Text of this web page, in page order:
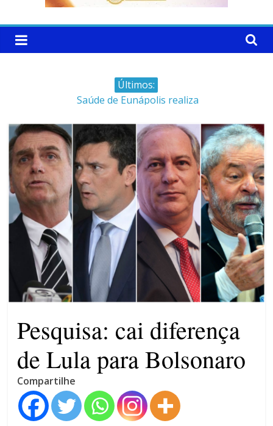
Últimos:
Saúde de Eunápolis realiza
Dourado e Lilás
Máfia das canetas
emagrecedoras na mira da
polícia
Faltam 10 dias para a
campanha começar pra valer
Ministro do STJ perde o cargo
por assédio sexual
Patrimônio de Neto Carletto
aumentou cerca de 5.600% em
Pesquisa: cai diferença
de Lula para Bolsonaro
Compartilhe